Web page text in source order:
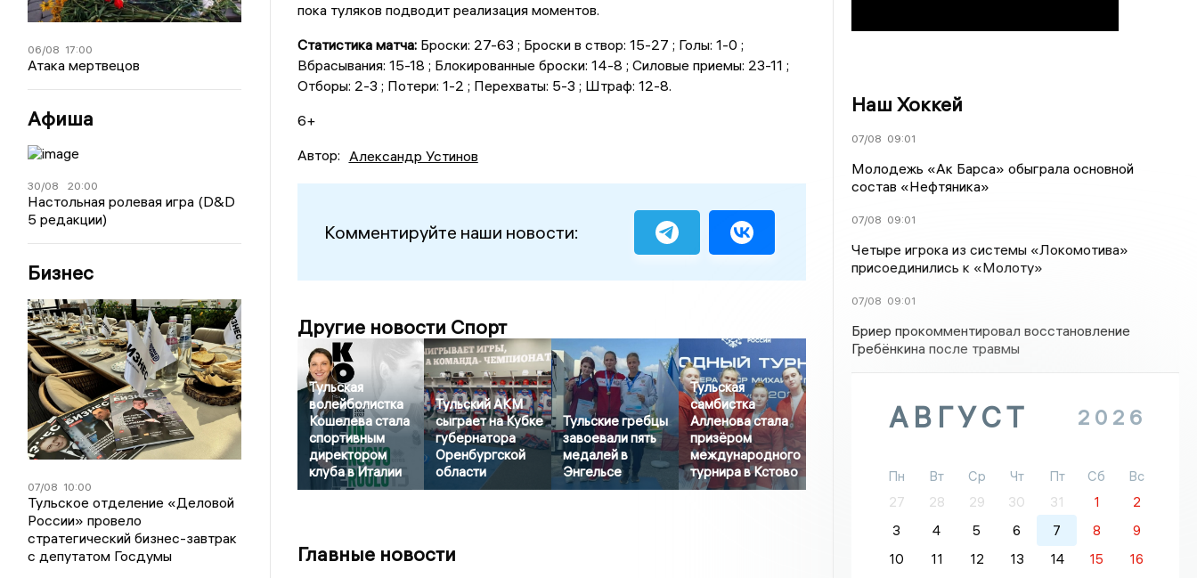
06/08 17:00
Атака мертвецов
Афиша
30/08 20:00
Настольная ролевая игра (D&D
5 редакции)
Бизнес
07/08 10:00
Тульское отделение «Деловой
России» провело
стратегический бизнес-завтрак
с депутатом Госдумы
пока туляков подводит реализация моментов.
Статистика матча:Броски: 27-63 ; Броски в створ: 15-27 ; Голы: 1-0 ;
Вбрасывания: 15-18 ; Блокированные броски: 14-8 ; Силовые приемы: 23-11 ;
Отборы: 2-3 ; Потери: 1-2 ; Перехваты: 5-3 ; Штраф: 12-8.
6+
Автор: Александр Устинов
Комментируйте наши новости:
Другие новости Спорт
Тульская
волейболистка
Кошелева стала
спортивным
директором
клуба в Италии
Тульский АКМ
сыграет на Кубке
губернатора
Оренбургской
области
Тульские гребцы
завоевали пять
медалей в
Энгельсе
Тульская
самбистка
Алленова стала
призёром
международного
турнира в Кстово
Главные новости
Наш Хоккей
07/08 09:01
Молодежь «Ак Барса» обыграла основной
состав «Нефтяника»
07/08 09:01
Четыре игрока из системы «Локомотива»
присоединились к «Молоту»
07/08 09:01
Бриер прокомментировал восстановление
Гребёнкина после травмы
АВГУСТ 2026
Пн Вт Ср Чт Пт Сб
Вс
27
28 29 30 31 1
2
3
4 5 6 7 8
9
10
11 12 13 14 15
16